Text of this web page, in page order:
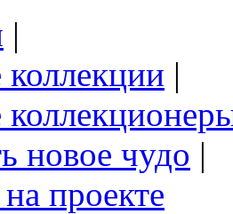
|
|
новое чудо |
проекте